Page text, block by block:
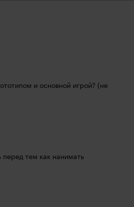
и основной игрой? (не
перед тем как нанимать